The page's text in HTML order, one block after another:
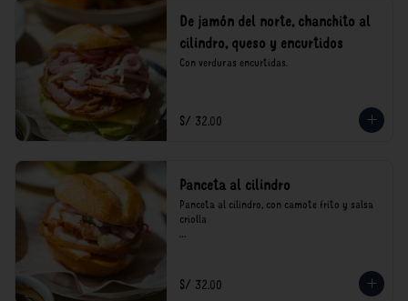
De jamón del norte, chanchito al
cilindro, queso y encurtidos
Con verduras encurtidas.
S/ 32.00
Panceta al cilindro
Panceta al cilindro, con camote frito y salsa
criolla
consumo.
S/ 32.00